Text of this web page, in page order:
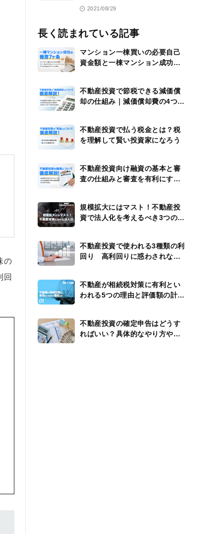
の
回
2021/08/29
長く読まれている記事
マンション一棟買いの必要自己
資金額と一棟マンション成功の
不動産投資で節税できる減価償
却の仕組み｜減価償却費の4つの
不動産投資で払う税金とは？税
を理解して賢い投資家になろう
不動産投資向け融資の基本と審
査の仕組みと審査を有利にする
規模拡大にはマスト！不動産投
資で法人化を考えるべき3つのタ
不動産投資で使われる3種類の利
回り 高利回りに惑わされない
不動産が相続税対策に有利とい
われる5つの理由と評価額の計算
不動産投資の確定申告はどうす
ればいい？具体的なやり方や還